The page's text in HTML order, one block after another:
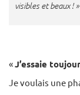
visibles et beaux ! »
«J’essaie
Je voulais une